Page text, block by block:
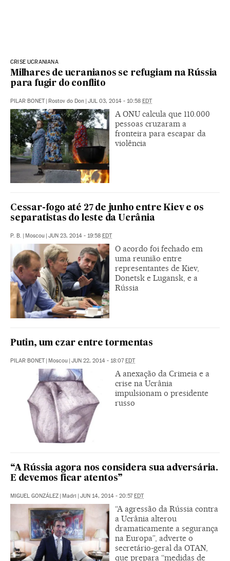
CRISE UCRANIANA
Milhares de ucranianos se refugiam na Rússia
para fugir do conflito
PILAR BONET | Rostov do Don | JUL 03, 2014 - 10:58 EDT
A ONU calcula que 110.000
pessoas cruzaram a
fronteira para escapar da
violência
Cessar-fogo até 27 de junho entre Kiev e os
separatistas do leste da Ucrânia
P. B. Moscou JUN 23, 2014 - 19:58 EDT
O acordo foi fechado em
uma reunião entre
representantes de Kiev,
Donetsk e Lugansk, e a
Rússia
Putin, um czar entre tormentas
PILAR BONET Moscou JUN 22, 2014 - 18:07 EDT
A anexação da Crimeia e a
crise na Ucrânia
impulsionam o presidente
russo
“A Rússia agora nos considera sua adversária.
E devemos ficar atentos”
MIGUEL GONZÁLEZ Madri JUN 14, 2014 - 20:57 EDT
“A agressão da Rússia contra
a Ucrânia alterou
dramaticamente a segurança
na Europa”, adverte o
secretário-geral da OTAN,
que prepara “medidas de